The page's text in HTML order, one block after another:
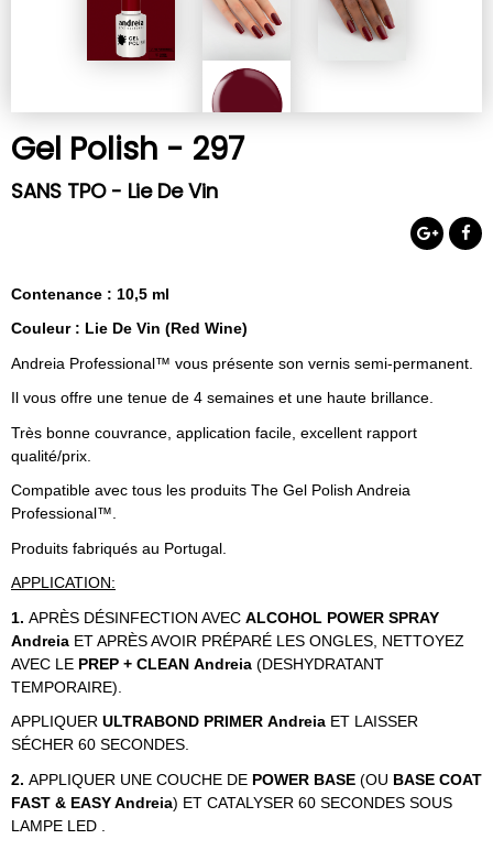
Gel Polish - 297
SANS TPO - Lie De Vin
Contenance : 10,5 ml
Couleur : Lie De Vin (Red Wine)
Andreia Professional™ vous présente son vernis semi-permanent.
Il vous offre une tenue de 4 semaines et une haute brillance.
Très bonne couvrance, application facile, excellent rapport
qualité/prix.
Compatible avec tous les produits The Gel Polish Andreia
Professional™.
Produits fabriqués au Portugal.
APPLICATION:
1. APRÈS DÉSINFECTION AVEC ALCOHOL POWER SPRAY
Andreia ET APRÈS AVOIR PRÉPARÉ LES ONGLES, NETTOYEZ
AVEC LE PREP + CLEAN Andreia (DESHYDRATANT
TEMPORAIRE).
APPLIQUER ULTRABOND PRIMER Andreia ET LAISSER
SÉCHER 60 SECONDES.
2. APPLIQUER UNE COUCHE DE POWER BASE (OU BASE COAT
FAST & EASY Andreia) ET CATALYSER 60 SECONDES SOUS
LAMPE LED .